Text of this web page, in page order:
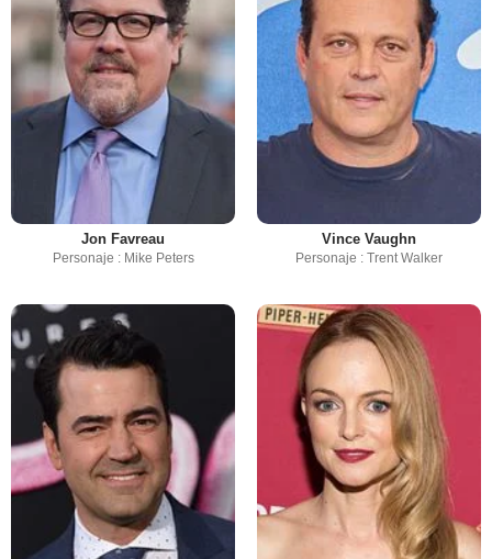
Jon Favreau
Personaje : Mike Peters
Vince Vaughn
Personaje : Trent Walker